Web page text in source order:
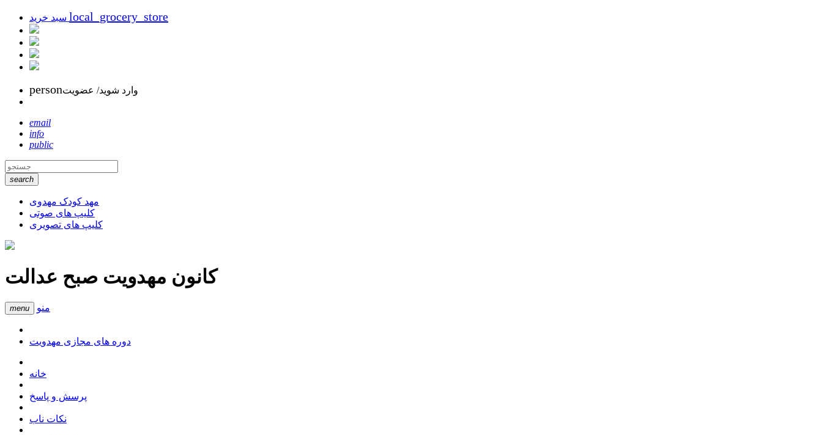
local_grocery_store
personوارد شوید/ عضویت
email
info
public
search
مهد کودک مهدوی
کلیپ های صوتی
کلیپ های تصویری
کانون مهدویت صبح عدالت
menu منو
دوره های مجازی مهدویت
خانه
پرسش و پاسخ
نکات ناب